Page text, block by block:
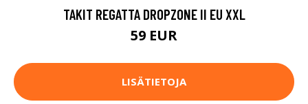
TAKIT REGATTA DROPZONE II EU XXL
59 EUR
LISÄTIETOJA